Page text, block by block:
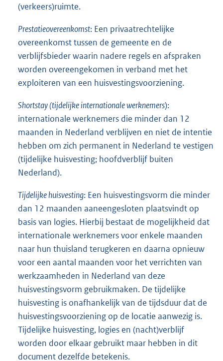
(verkeers)ruimte.
Prestatieovereenkomst: Een privaatrechtelijke
overeenkomst tussen de gemeente en de
verblijfsbieder waarin nadere regels en afspraken
worden overeengekomen in verband met het
exploiteren van een huisvestingsvoorziening.
Shortstay (tijdelijke internationale werknemers):
internationale werknemers die minder dan 12
maanden in Nederland verblijven en niet de intentie
hebben om zich permanent in Nederland te vestigen
(tijdelijke huisvesting; hoofdverblijf buiten
Nederland).
Tijdelijke huisvesting: Een huisvestingsvorm die minder
dan 12 maanden aaneengesloten plaatsvindt op
basis van logies. Hierbij bestaat de mogelijkheid dat
internationale werknemers voor enkele maanden
naar hun thuisland terugkeren en daarna opnieuw
voor een aantal maanden voor het verrichten van
werkzaamheden in Nederland van deze
huisvestingsvorm gebruikmaken. De tijdelijke
huisvesting is onafhankelijk van de tijdsduur dat de
huisvestingsvoorziening op de locatie aanwezig is.
Tijdelijke huisvesting, logies en (nacht)verblijf
worden door elkaar gebruikt maar hebben in dit
document dezelfde betekenis.